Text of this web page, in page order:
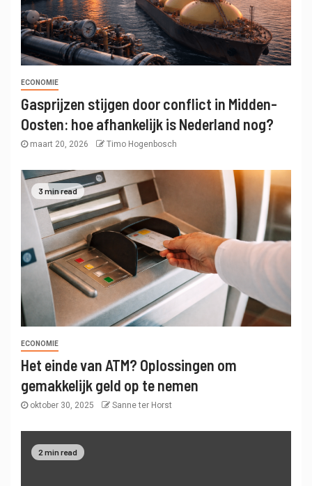
ECONOMIE
Gasprijzen stijgen door conflict in Midden-
Oosten: hoe afhankelijk is Nederland nog?
maart 20, 2026 Timo Hogenbosch
3 min read
ECONOMIE
Het einde van ATM? Oplossingen om
gemakkelijk geld op te nemen
oktober 30, 2025 Sanne ter Horst
2 min read